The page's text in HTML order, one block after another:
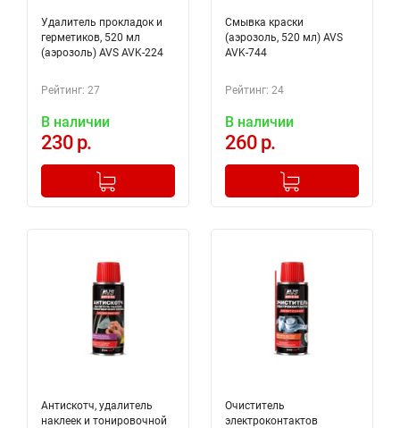
Удалитель прокладок и
герметиков, 520 мл
(аэрозоль) AVS AVK-224
Рейтинг: 27
В наличии
230 р.
+
Добавлено в корзину
Смывка краски
(аэрозоль, 520 мл) AVS
AVK-744
Рейтинг: 24
В наличии
260 р.
+
Добавлено в корзину
Антискотч, удалитель
наклеек и тонировочной
Очиститель
электроконтактов